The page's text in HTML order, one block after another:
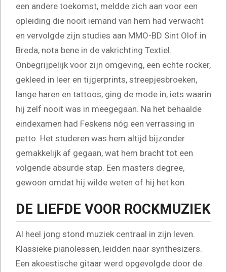
een andere toekomst, meldde zich aan voor een
opleiding die nooit iemand van hem had verwacht
en vervolgde zijn studies aan MMO-BD Sint Olof in
Breda, nota bene in de vakrichting Textiel.
Onbegrijpelijk voor zijn omgeving, een echte rocker,
gekleed in leer en tijgerprints, streepjesbroeken,
lange haren en tattoos, ging de mode in, iets waarin
hij zelf nooit was in meegegaan. Na het behaalde
eindexamen had Feskens nóg een verrassing in
petto. Het studeren was hem altijd bijzonder
gemakkelijk af gegaan, wat hem bracht tot een
volgende absurde stap. Een masters degree,
gewoon omdat hij wilde weten of hij het kon.
DE LIEFDE VOOR ROCKMUZIEK
Al heel jong stond muziek centraal in zijn leven.
Klassieke pianolessen, leidden naar synthesizers.
Een akoestische gitaar werd opgevolgde door de